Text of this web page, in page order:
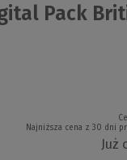
Pack
Najniższa cena z 30 dni
Już